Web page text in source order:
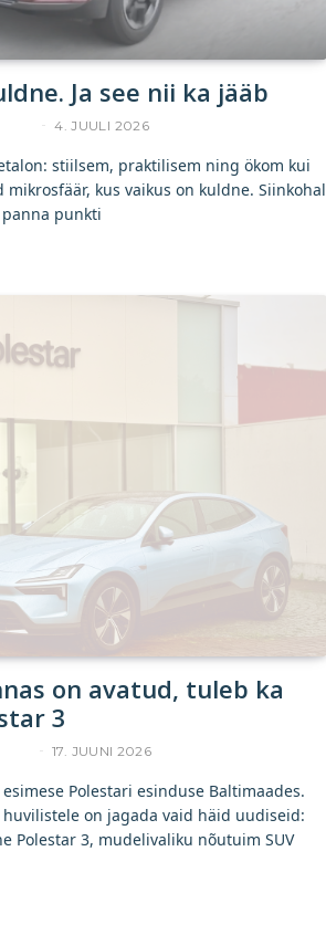
Ja see nii ka jääb
4. JUULI 2026
stiilsem, praktilisem ning ökom kui
kus vaikus on kuldne. Siinkohal
punkti
on avatud, tuleb ka
3
17. JUUNI 2026
Polestari esinduse Baltimaades.
on jagada vaid häid uudiseid:
Polestar 3, mudelivaliku nõutuim SUV